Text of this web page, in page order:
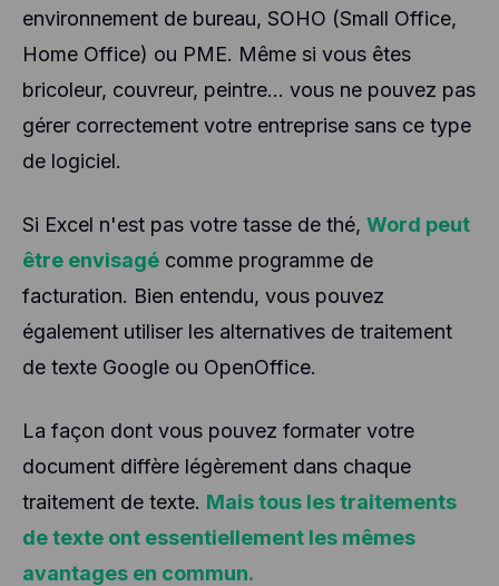
environnement de bureau, SOHO (Small Office,
Home Office) ou PME. Même si vous êtes
bricoleur, couvreur, peintre... vous ne pouvez pas
gérer correctement votre entreprise sans ce type
de logiciel.
Si Excel n'est pas votre tasse de thé, Word peut
être envisagé comme programme de
facturation. Bien entendu, vous pouvez
également utiliser les alternatives de traitement
de texte Google ou OpenOffice.
La façon dont vous pouvez formater votre
document diffère légèrement dans chaque
traitement de texte. Mais tous les traitements
de texte ont essentiellement les mêmes
avantages en commun.